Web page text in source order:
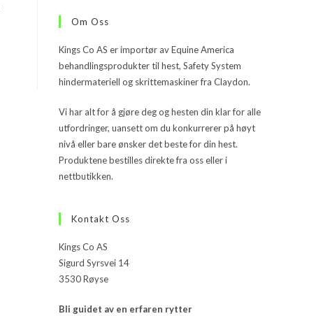
Om Oss
Kings Co AS er importør av Equine America
behandlingsprodukter til hest, Safety System
hindermateriell og skrittemaskiner fra Claydon.
Vi har alt for å gjøre deg og hesten din klar for alle
utfordringer, uansett om du konkurrerer på høyt
nivå eller bare ønsker det beste for din hest.
Produktene bestilles direkte fra oss eller i
nettbutikken.
Kontakt Oss
Kings Co AS
Sigurd Syrsvei 14
3530 Røyse
Bli guidet av en erfaren rytter